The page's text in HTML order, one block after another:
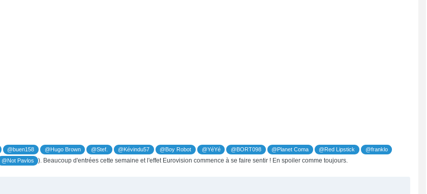
@buen158 @Hugo Brown @Stef. @Kévindu57 @Boy Robot @YéYé @BORT098 @Planet Coma @Red Lipstick
@franklo
@Not Pavlos ). Beaucoup d'entrées cette semaine et l'effet Eurovision commence à se faire sentir ! En spoiler comme toujours.